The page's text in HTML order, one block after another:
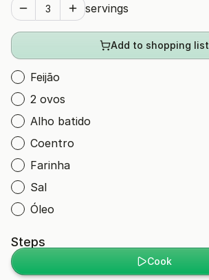
servings
Add to shopping list
Feijão
2 ovos
Alho batido
Coentro
Farinha
Sal
Óleo
Steps
Cook